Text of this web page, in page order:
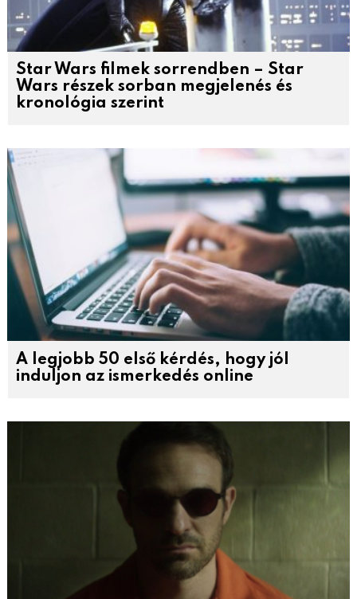
Star Wars filmek sorrendben – Star
Wars részek sorban megjelenés és
kronológia szerint
A legjobb 50 első kérdés, hogy jól
induljon az ismerkedés online